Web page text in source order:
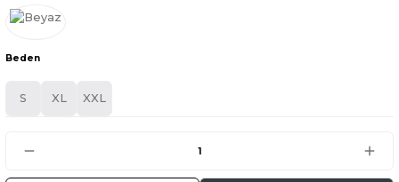
Beden
S XL XXL